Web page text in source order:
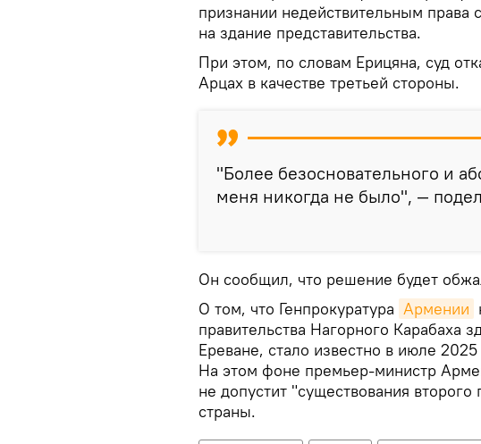
признании недействительным права
на здание представительства.
При этом, по словам Ерицяна, суд
Арцах в качестве третьей стороны.
"Более безосновательного и
меня никогда не было", —
Он сообщил, что решение будет
О том, что Генпрокуратура Армении
правительства Нагорного Карабаха
Ереване, стало известно в июле 2025
На этом фоне премьер-министр
не допустит "существования второго
страны.